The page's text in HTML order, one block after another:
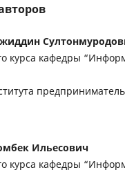
курса кафедры
Ильесович
курса кафедры